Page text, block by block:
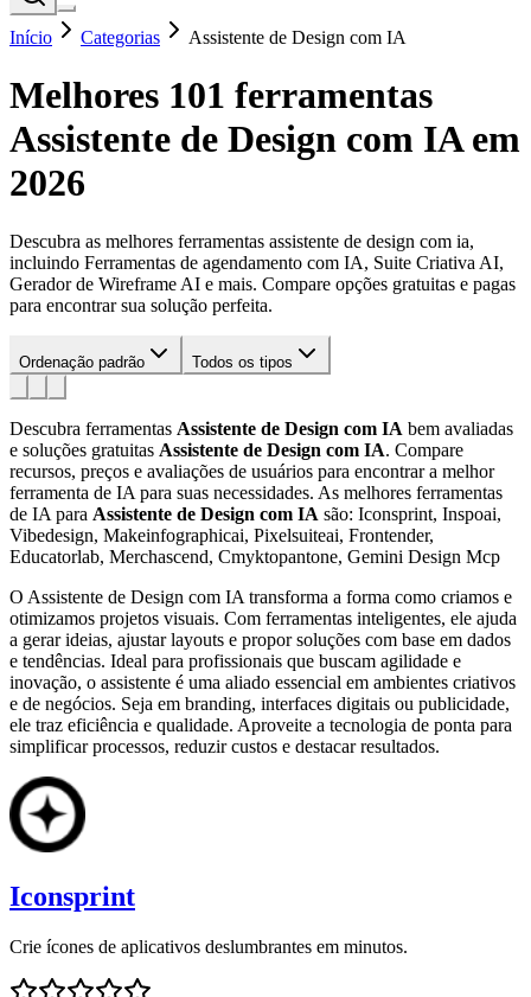
Início Categorias Assistente de Design com IA
Melhores 101 ferramentas
Assistente de Design com IAem
2026
Descubra as melhores ferramentas assistente de design com ia,
incluindo Ferramentas de agendamento com IA, Suite Criativa AI,
Gerador de Wireframe AI e mais. Compare opções gratuitas e pagas
para encontrar sua solução perfeita.
Ordenação padrão Todos os tipos
Descubra ferramentas Assistente de Design com IA bem avaliadas
e soluções gratuitas Assistente de Design com IA. Compare
recursos, preços e avaliações de usuários para encontrar a melhor
ferramenta de IA para suas necessidades. As melhores ferramentas
de IA para Assistente de Design com IA são: Iconsprint, Inspoai,
Vibedesign, Makeinfographicai, Pixelsuiteai, Frontender,
Educatorlab, Merchascend, Cmyktopantone, Gemini Design Mcp
O Assistente de Design com IA transforma a forma como criamos e
otimizamos projetos visuais. Com ferramentas inteligentes, ele ajuda
a gerar ideias, ajustar layouts e propor soluções com base em dados
e tendências. Ideal para profissionais que buscam agilidade e
inovação, o assistente é uma aliado essencial em ambientes criativos
e de negócios. Seja em branding, interfaces digitais ou publicidade,
ele traz eficiência e qualidade. Aproveite a tecnologia de ponta para
simplificar processos, reduzir custos e destacar resultados.
Iconsprint
Crie ícones de aplicativos deslumbrantes em minutos.